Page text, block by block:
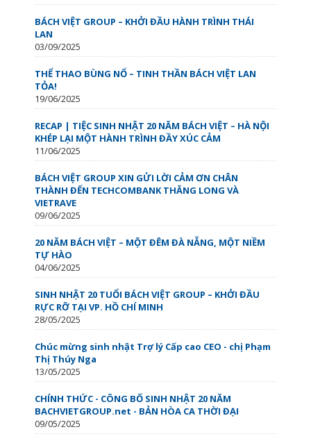
BÁCH VIỆT GROUP – KHỞI ĐẦU HÀNH TRÌNH THÁI
LAN
03/09/2025
THỂ THAO BÙNG NỔ – TINH THẦN BÁCH VIỆT LAN
TỎA!
19/06/2025
RECAP | TIỆC SINH NHẬT 20 NĂM BÁCH VIỆT – HÀ NỘI
KHÉP LẠI MỘT HÀNH TRÌNH ĐẦY XÚC CẢM
11/06/2025
BÁCH VIỆT GROUP XIN GỬI LỜI CẢM ƠN CHÂN
THÀNH ĐẾN TECHCOMBANK THĂNG LONG VÀ
VIETRAVE
09/06/2025
20 NĂM BÁCH VIỆT – MỘT ĐÊM ĐÀ NẴNG, MỘT NIỀM
TỰ HÀO
04/06/2025
SINH NHẬT 20 TUỔI BÁCH VIỆT GROUP – KHỞI ĐẦU
RỰC RỠ TẠI VP. HỒ CHÍ MINH
28/05/2025
Chúc mừng sinh nhật Trợ lý Cấp cao CEO - chị Phạm
Thị Thúy Nga
13/05/2025
CHÍNH THỨC - CÔNG BỐ SINH NHẬT 20 NĂM
BACHVIETGROUP.net - BẢN HÒA CA THỜI ĐẠI
09/05/2025